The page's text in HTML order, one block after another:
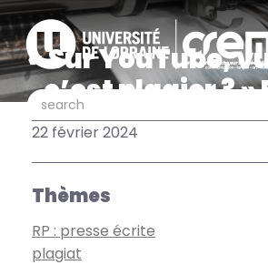
Aller
au
contenu
principal
Search
search
« Sur YouTube,
c’est plagier ?
Simonnot dans
22 février 2024
Thèmes
RP : presse écrite
plagiat